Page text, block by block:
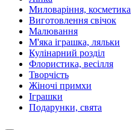
Миловаріння, косметика
Виготовлення свічок
Малювання
М'яка іграшка, ляльки
Кулінарний розділ
Флористика, весілля
Творчість
Жіночі примхи
Іграшки
Подарунки, свята